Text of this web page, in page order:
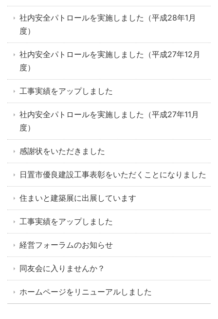
社内安全パトロールを実施しました（平成28年1月
度）
社内安全パトロールを実施しました（平成27年12月
度）
工事実績をアップしました
社内安全パトロールを実施しました（平成27年11月
度）
感謝状をいただきました
日置市優良建設工事表彰をいただくことになりました
住まいと建築展に出展しています
工事実績をアップしました
経営フォーラムのお知らせ
同友会に入りませんか？
ホームページをリニューアルしました